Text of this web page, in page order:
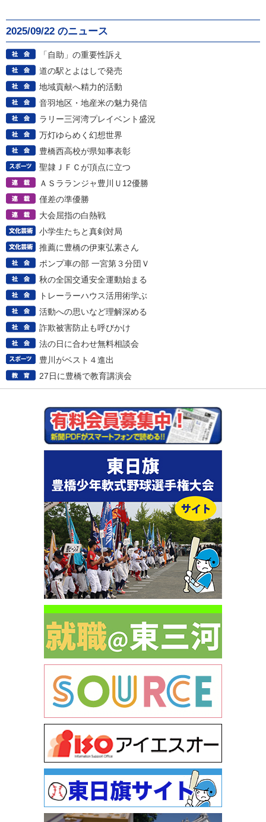
2025/09/22 のニュース
「自助」の重要性訴え
道の駅とよはしで発売
地域貢献へ精力的活動
音羽地区・地産米の魅力発信
ラリー三河湾プレイベント盛況
万灯ゆらめく幻想世界
豊橋西高校が県知事表彰
聖隷ＪＦＣが頂点に立つ
ＡＳラランジャ豊川Ｕ12優勝
僅差の準優勝
大会屈指の白熱戦
小学生たちと真剣対局
推薦に豊橋の伊東弘素さん
ポンプ車の部 一宮第３分団Ｖ
秋の全国交通安全運動始まる
トレーラーハウス活用術学ぶ
活動への思いなど理解深める
詐欺被害防止も呼びかけ
法の日に合わせ無料相談会
豊川がベスト４進出
27日に豊橋で教育講演会